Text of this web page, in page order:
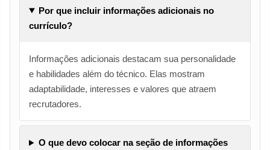
Por que incluir informações adicionais no
currículo?
Informações adicionais destacam sua personalidade
e habilidades além do técnico. Elas mostram
adaptabilidade, interesses e valores que atraem
recrutadores.
O que devo colocar na seção de informações